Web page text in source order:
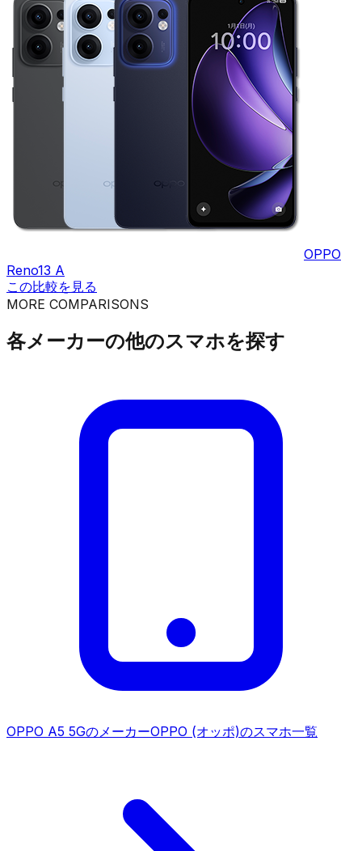
OPPO
Reno13 A
この比較を見る
MORE COMPARISONS
各メーカーの他のスマホを探す
OPPO A5 5GのメーカーOPPO (オッポ)のスマホ一覧